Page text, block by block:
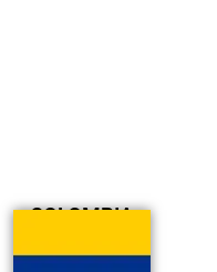
COLOMBIA